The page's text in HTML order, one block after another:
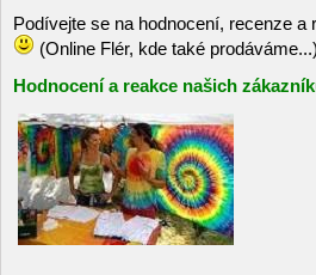
Podívejte se na hodnocení, recenze
(Online Flér, kde také prodáváme...)
Hodnocení a reakce našich